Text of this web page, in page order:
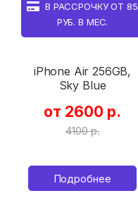
В РАССРОЧКУ ОТ85
РУБ. В МЕС.
iPhone Air 256GB,
Sky Blue
от 2600 р.
4100 р.
Подробнее